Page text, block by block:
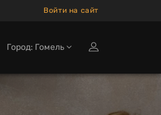
Войти на сайт
Город: Гомель